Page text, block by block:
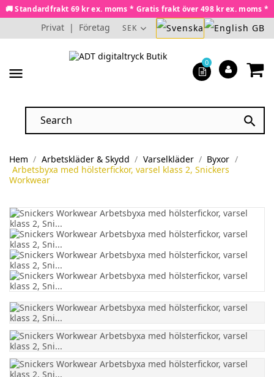
🚚 Standardfrakt 69 kr ex. moms * Gratis frakt över 498 kr ex. moms *
Privat | Företag SEK
menu

0
Hem Arbetskläder & Skydd Varselkläder
Byxor
Arbetsbyxa med hölsterfickor, varsel klass 2, Snickers
Workwear